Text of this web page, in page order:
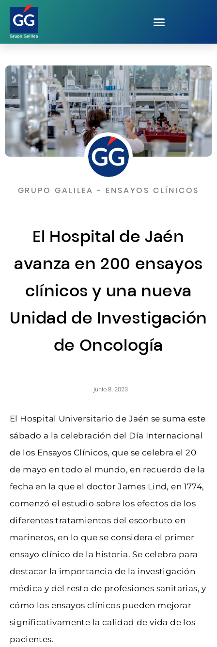
GRUPO GALILEA - ENSAYOS CLÍNICOS
El Hospital de Jaén
avanza en 200 ensayos
clínicos y una nueva
Unidad de Investigación
de Oncología
junio 8, 2023
El Hospital Universitario de Jaén se suma este
sábado a la celebración del Día Internacional
de los Ensayos Clínicos, que se celebra el 20
de mayo en todo el mundo, en recuerdo de la
fecha en la que el doctor James Lind, en 1774,
comenzó el estudio sobre los efectos de los
diferentes tratamientos del escorbuto en
marineros, en lo que se considera el primer
ensayo clínico de la historia. Se celebra para
destacar la importancia de la investigación
médica y del resto de profesiones sanitarias, y
cómo los ensayos clínicos pueden mejorar
significativamente la calidad de vida de los
pacientes.